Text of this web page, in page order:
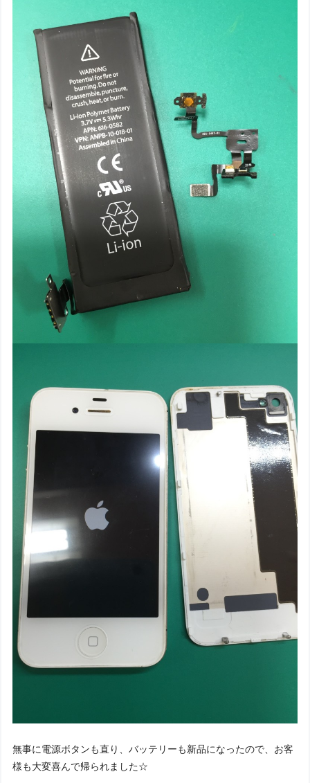
無事に電源ボタンも直り、バッテリーも新品になったので、お客
様も大変喜んで帰られました☆